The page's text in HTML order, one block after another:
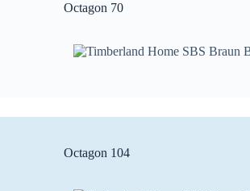
Octagon 70
Octagon 104